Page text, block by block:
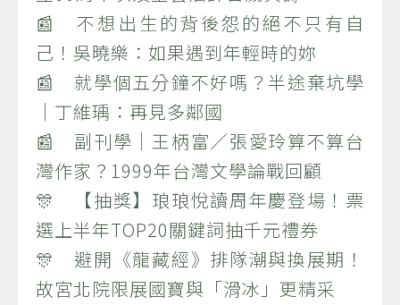
📰 不想出生的背後怨的絕不只有自
己！吳曉樂：如果遇到年輕時的妳
📰 就學個五分鐘不好嗎？半途棄坑學
｜丁維瑀：再見多鄰國
📰 副刊學｜王柄富／張愛玲算不算台
灣作家？1999年台灣文學論戰回顧
🎊 【抽獎】琅琅悅讀周年慶登場！票
選上半年TOP20關鍵詞抽千元禮券
🎊 避開《龍藏經》排隊潮與換展期！
故宮北院限展國寶與「滑冰」更精采